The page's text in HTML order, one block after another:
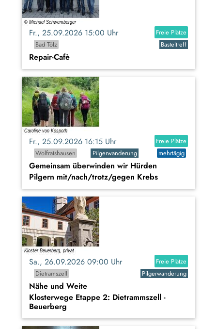
Fr., 25.09.2026 15:00 Uhr
Freie Plätze
Bad Tölz
Basteltreff
Repair-Cafè
Fr., 25.09.2026 16:15 Uhr
Freie Plätze
Wolfratshausen
Pilgerwanderung mehrtägig
Gemeinsam überwinden wir Hürden
Pilgern mit/nach/trotz/gegen Krebs
Sa., 26.09.2026 09:00 Uhr
Freie Plätze
Dietramszell
Pilgerwanderung
Nähe und Weite
Klosterwege Etappe 2: Dietrammszell -
Beuerberg